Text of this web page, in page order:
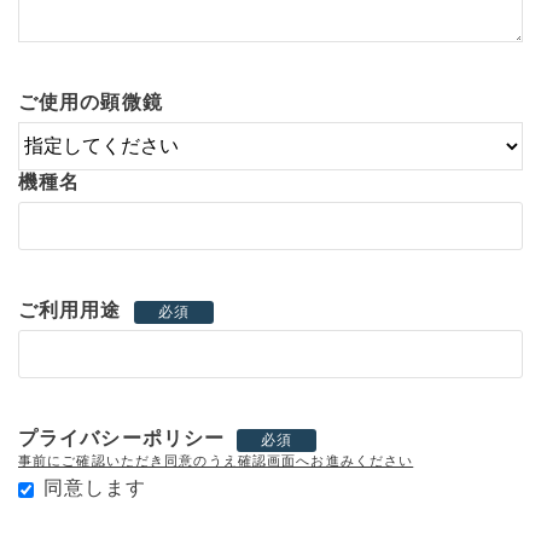
ご使用の顕微鏡
機種名
ご利用用途 必須
プライバシーポリシー 必須
事前にご確認いただき同意のうえ確認画面へお進みください
同意します